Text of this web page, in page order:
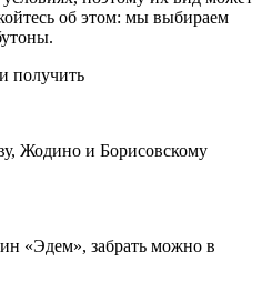
об этом: мы выбираем
получить
Жодино и Борисовскому
«Эдем», забрать можно в